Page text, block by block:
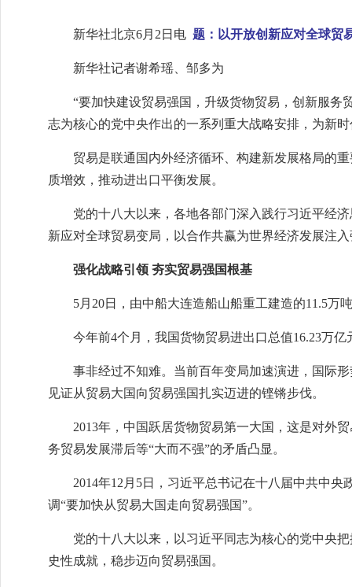
新华社北京6月2日电 题：以开放创新应对全球
新华社记者谢希瑶、邹多为
“要加快建设贸易强国，升级货物贸易，创新服
志为核心的党中央作出的一系列重大战略安排，为新
贸易是联通国内外经济循环、构建新发展格局的
质增效，推动进出口平衡发展。
党的十八大以来，各地各部门深入践行习近平经
新应对全球贸易变局，以合作共赢为世界经济发展注
强化战略引领 夯实贸易强国根基
5月20日，由中船大连造船山船重工建造的11.5
今年前4个月，我国货物贸易进出口总值16.23万
事非经过不知难。当前百年变局加速演进，国际
见证从贸易大国向贸易强国扎实迈进的铿锵步伐。
2013年，中国跃居货物贸易第一大国，这是对外
务贸易发展滞后等“大而不强”的矛盾凸显。
2014年12月5日，习近平总书记在十八届中共中
调“要加快从贸易大国走向贸易强国”。
党的十八大以来，以习近平同志为核心的党中央
史性成就，稳步迈向贸易强国。